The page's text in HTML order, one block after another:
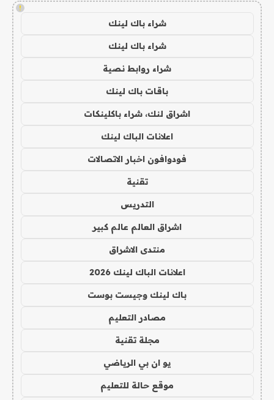
!
شراء باك لينك
شراء باك لينك
شراء روابط نصية
باقات باك لينك
اشراق لنك، شراء باكلينكات
اعلانات الباك لينك
فودوافون اخبار الاتصالات
تقنية
التدريس
اشراق العالم عالم كبير
منتدى الاشراق
اعلانات الباك لينك 2026
باك لينك وجيست بوست
مصادر التعليم
مجلة تقنية
يو ان بي الرياضي
موقع حالة للتعليم